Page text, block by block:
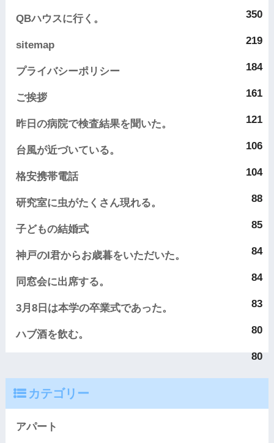
350
QBハウスに行く。
219
sitemap
184
プライバシーポリシー
161
ご挨拶
121
昨日の病院で検査結果を聞いた。
106
台風が近づいている。
104
格安携帯電話
88
研究室に虫がたくさん現れる。
85
子どもの結婚式
84
神戸のI君からお歳暮をいただいた。
84
同窓会に出席する。
83
3月8日は本学の卒業式であった。
80
ハブ酒を飲む。
80
カテゴリー
アパート